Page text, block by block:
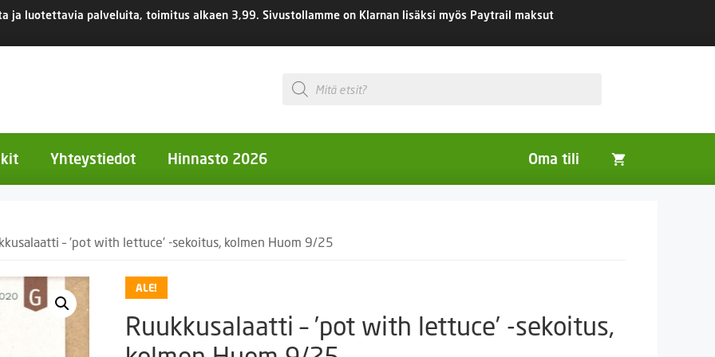
ja luotettavia palveluita, toimitus alkaen 3,99. Sivustollamme on Klarnan lisäksi myös Paytrail maksut
Products
search
kukat
Ruukut
Yhteystiedot Hinnasto 2026 Oma tili
– ’pot with lettuce’ -sekoitus, kolmen Huom 9/25
ALE!
Ruukkusalaatti – ’pot with lettuce’ -sekoitus,